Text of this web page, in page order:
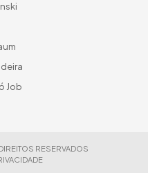
Job
RESERVADOS